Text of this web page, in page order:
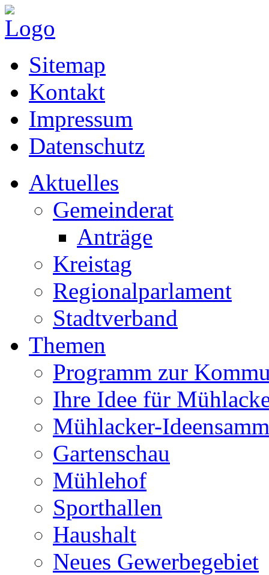
Sitemap
Kontakt
Impressum
Datenschutz
Aktuelles
Gemeinderat
Anträge
Kreistag
Regionalparlament
Stadtverband
Themen
Programm zur
Ihre Idee für
Mühlacker-
Gartenschau
Mühlehof
Sporthallen
Haushalt
Neues Gewerbegebiet